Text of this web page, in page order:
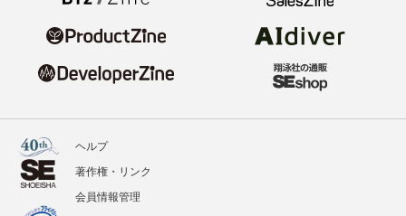
ヘルプ
著作権・リンク
会員情報管理